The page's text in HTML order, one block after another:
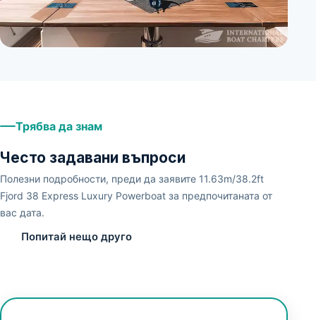
Трябва да знам
Често задавани въпроси
Полезни подробности, преди да заявите 11.63m/38.2ft
Fjord 38 Express Luxury Powerboat за предпочитаната от
вас дата.
Попитай нещо друго